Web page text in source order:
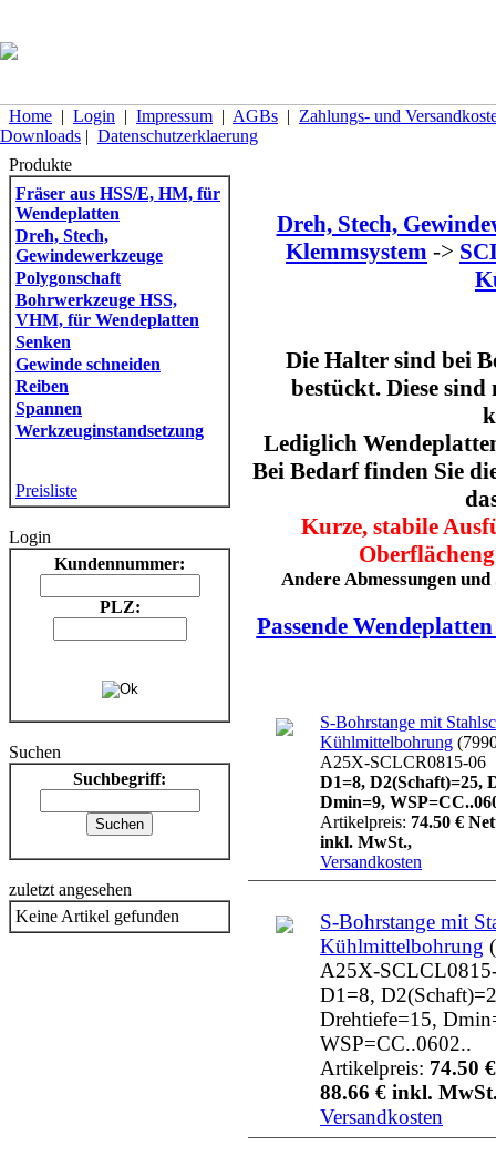
Home | Login | Impressum | AGBs | Zahlungs- und
Downloads | Datenschutzerklaerung
Produkte
Fräser aus HSS/E, HM, für
Wendeplatten
Dreh, Stech,
Gewindewerkzeuge
Polygonschaft
Bohrwerkzeuge HSS,
VHM, für Wendeplatten
Senken
Gewinde schneiden
Reiben
Spannen
Werkzeuginstandsetzung
Preisliste
Login
Kundennummer:
PLZ:
Suchen
Suchbegriff:
zuletzt angesehen
Keine Artikel gefunden
Dreh, Stech,
Klemmsystem ->
Die Halter sind bei
bestückt. Diese
Lediglich
Bei Bedarf finden Sie
Kurze, stabile
Andere Abmessungen
Passende
S-Bohrstange mit
Kühlmittelbohrung
A25X-SCLCR0815-06
D1=8, D2(Schaft)=25,
Dmin=9,
Artikelpreis: 74.50 €
inkl. MwSt.,
Versandkosten
S-Bohrstange mit
Kühlmittelbohrung
A25X-
D1=8,
Drehtiefe=15,
WSP=CC..0602..
Artikelpreis: 74.50
88.66 € inkl.
Versandkosten